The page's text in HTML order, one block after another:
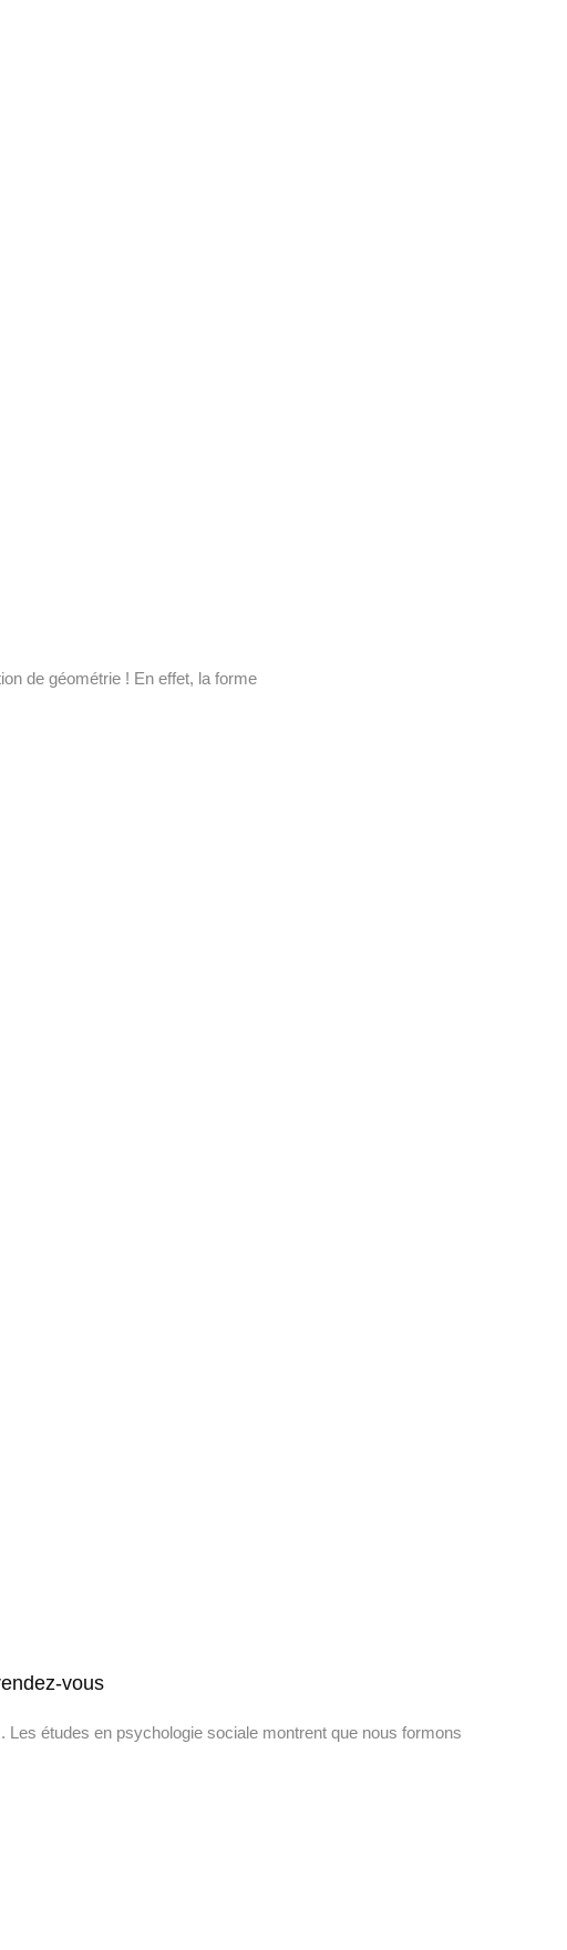
de géométrie ! En effet, la forme
vous
études en psychologie sociale montrent que nous formons